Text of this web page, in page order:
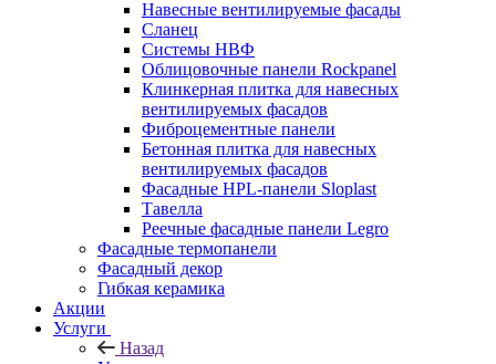
Навесные вентилируемые фасады
Сланец
Системы НВФ
Облицовочные панели Rockpanel
Клинкерная плитка для навесных
вентилируемых фасадов
Фиброцементные панели
Бетонная плитка для навесных
вентилируемых фасадов
Фасадные HPL-панели Sloplast
Тавелла
Реечные фасадные панели Legro
Фасадные термопанели
Фасадный декор
Гибкая керамика
Акции
Услуги
Назад